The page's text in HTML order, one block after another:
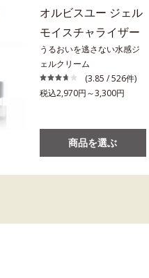
オルビスユー ジェル
モイスチャライザー
うるおいを逃さない水感ジ
ェルクリーム
(3.85 / 526件)
税込2,970円～3,300円
商品を選ぶ